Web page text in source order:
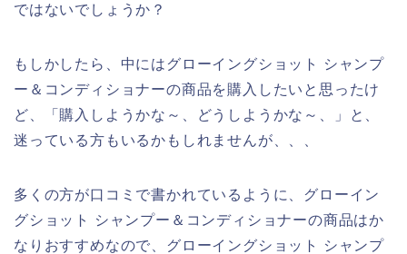
ではないでしょうか？
もしかしたら、中にはグローイングショット シャンプ
ー＆コンディショナーの商品を購入したいと思ったけ
ど、「購入しようかな～、どうしようかな～、」と、
迷っている方もいるかもしれませんが、、、
多くの方が口コミで書かれているように、グローイン
グショット シャンプー＆コンディショナーの商品はか
なりおすすめなので、グローイングショット シャンプ